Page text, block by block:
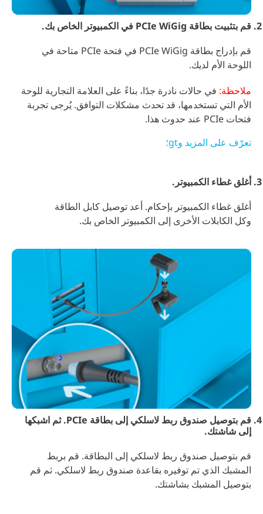
قم بتثبيت بطاقة PCIe WiGig في الكمبيوتر الخاص بك.
قم بإدراج بطاقة PCIe WiGig في فتحة PCIe متاحة في
اللوحة الأم لديك.
ملاحظة: في حالات نادرة جدًا، بناءً على العلامة التجارية للوحة
الأم التي تستخدمها، قد تحدث مشكلات التوافق. يُرجى تجربة
فتحات PCIe عند حدوث هذا.
تعرّف على المزيد وgt؛
أغلق غطاء الكمبيوتر.
أغلق غطاء الكمبيوتر بإحكام. أعد توصيل كابل الطاقة
وكل الكابلات الأخرى إلى الكمبيوتر الخاص بك.
قم بتوصيل صندوق ربط لاسلكي إلى بطاقة PCIe. ثم اشبكها
إلى شاشتك.
قم بتوصيل صندوق ربط لاسلكي إلى البطاقة. قم بربط
المشبك الذي تم توفيره بقاعدة صندوق ربط لاسلكي. ثم قم
بتوصيل المشبك بشاشتك.